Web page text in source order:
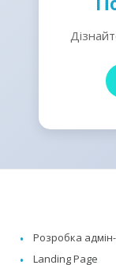
Розробка
Landing Page